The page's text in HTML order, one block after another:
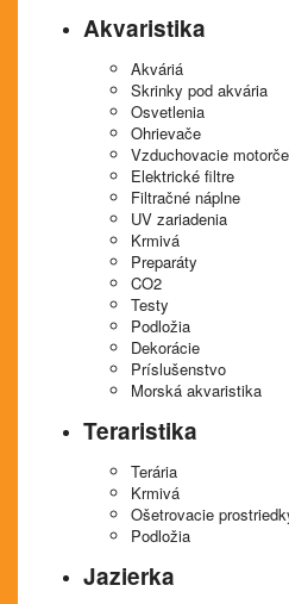
Akvaristika
Akváriá
Skrinky pod akvária
Osvetlenia
Ohrievače
Vzduchovacie
Elektrické filtre
Filtračné náplne
UV zariadenia
Krmivá
Preparáty
CO2
Testy
Podložia
Dekorácie
Príslušenstvo
Morská akvaristika
Teraristika
Terária
Krmivá
Ošetrovacie
Podložia
Jazierka